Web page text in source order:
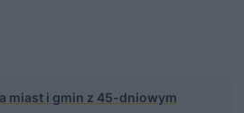
miast i gmin z 45-dniowym